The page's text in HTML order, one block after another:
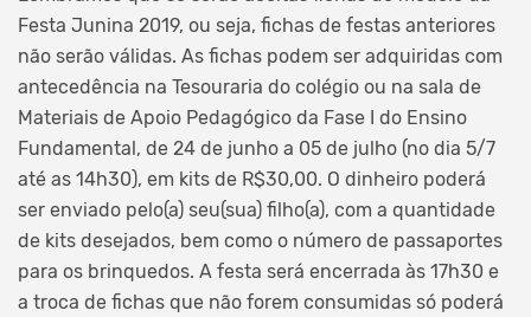
Festa Junina 2019, ou seja, fichas de festas anteriores
não serão válidas. As fichas podem ser adquiridas com
antecedência na Tesouraria do colégio ou na sala de
Materiais de Apoio Pedagógico da Fase I do Ensino
Fundamental, de 24 de junho a 05 de julho (no dia 5/7
até as 14h30), em kits de R$30,00. O dinheiro poderá
ser enviado pelo(a) seu(sua) filho(a), com a quantidade
de kits desejados, bem como o número de passaportes
para os brinquedos. A festa será encerrada às 17h30 e
a troca de fichas que não forem consumidas só poderá